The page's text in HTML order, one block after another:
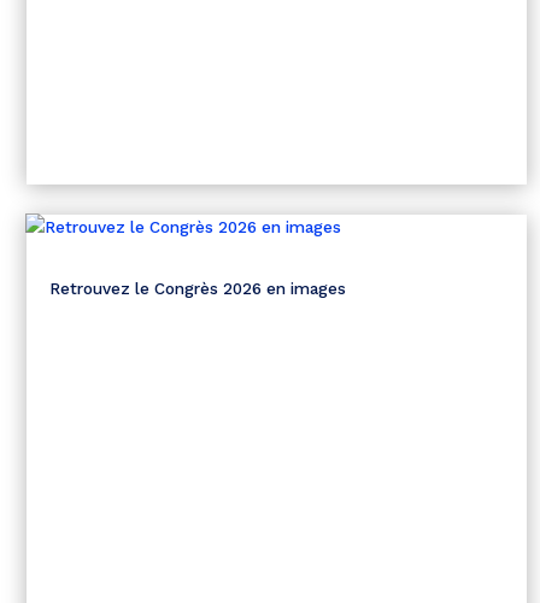
Retrouvez le Congrès 2026 en images